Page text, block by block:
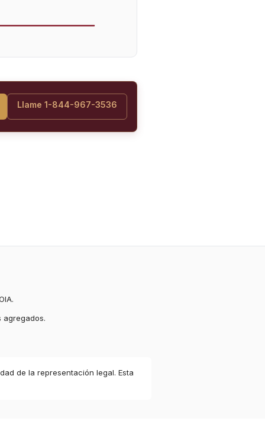
Llame 1-844-967-3536
agregados.
de la representación legal. Esta